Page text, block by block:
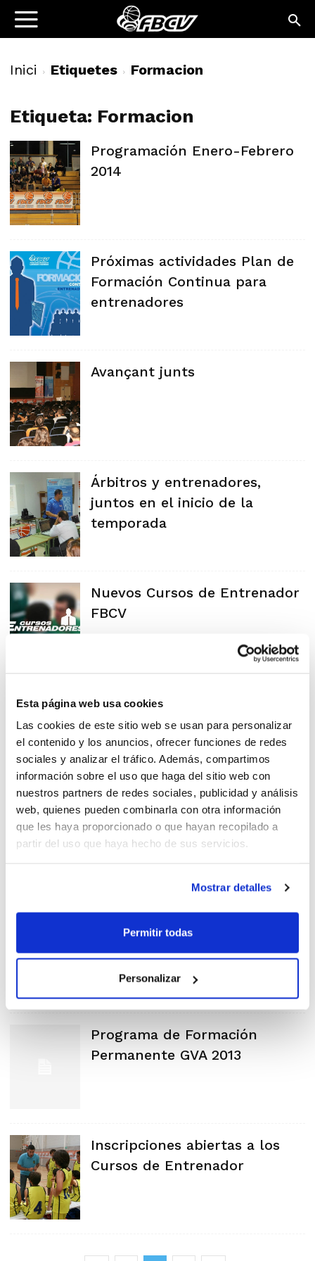
Esta página web usa cookies
Las cookies de este sitio web se usan para personalizar
el contenido y los anuncios, ofrecer funciones de redes
sociales y analizar el tráfico. Además, compartimos
información sobre el uso que haga del sitio web con
nuestros partners de redes sociales, publicidad y análisis
web, quienes pueden combinarla con otra información
que les haya proporcionado o que hayan recopilado a
partir del uso que haya hecho de sus servicios.
Mostrar detalles
Permitir todas
Personalizar
Inici Etiquetes Formacion
Etiqueta: Formacion
Programación Enero-Febrero
2014
Próximas actividades Plan de
Formación Continua para
entrenadores
Avançant junts
Árbitros y entrenadores,
juntos en el inicio de la
temporada
Nuevos Cursos de Entrenador
FBCV
Cursos de Formación del CTA
El entrenador: maestro en
comunicación
Actividad formativa del CTA en
Programa de Formación
Permanente GVA 2013
Inscripciones abiertas a los
Cursos de Entrenador